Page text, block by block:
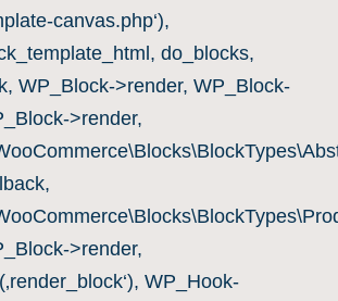
canvas.php‘),
do_blocks,
WP_Block->render, WP_Block-
>render,
>render,
WP_Hook-